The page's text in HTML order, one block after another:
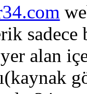
sadece
yer alan